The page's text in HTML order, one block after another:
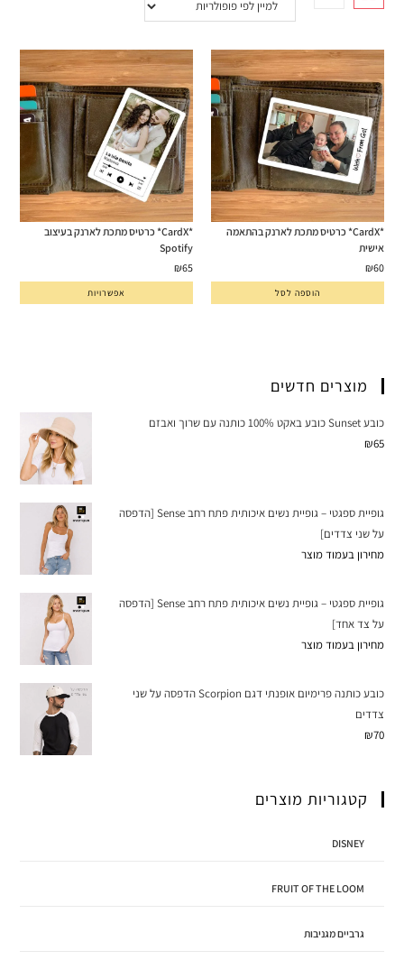
*CardX* כרטיס מתכת לארנק בהתאמה
אישית
₪60
הוספה לסל
*CardX* כרטיס מתכת לארנק בעיצוב
Spotify
₪65
אפשרויות
מוצרים חדשים
כובע Sunset כובע באקט 100% כותנה עם שרוך ואבזם
₪65
גופיית ספגטי – גופיית נשים איכותית פתח רחב Sense [הדפסה
על שני צדדים]
מחירון בעמוד מוצר
גופיית ספגטי – גופיית נשים איכותית פתח רחב Sense [הדפסה
על צד אחד]
מחירון בעמוד מוצר
כובע כותנה פרימיום אופנתי דגם Scorpion הדפסה על שני
צדדים
₪70
קטגוריות מוצרים
DISNEY
FRUIT OF THE LOOM
גרביים מגניבות